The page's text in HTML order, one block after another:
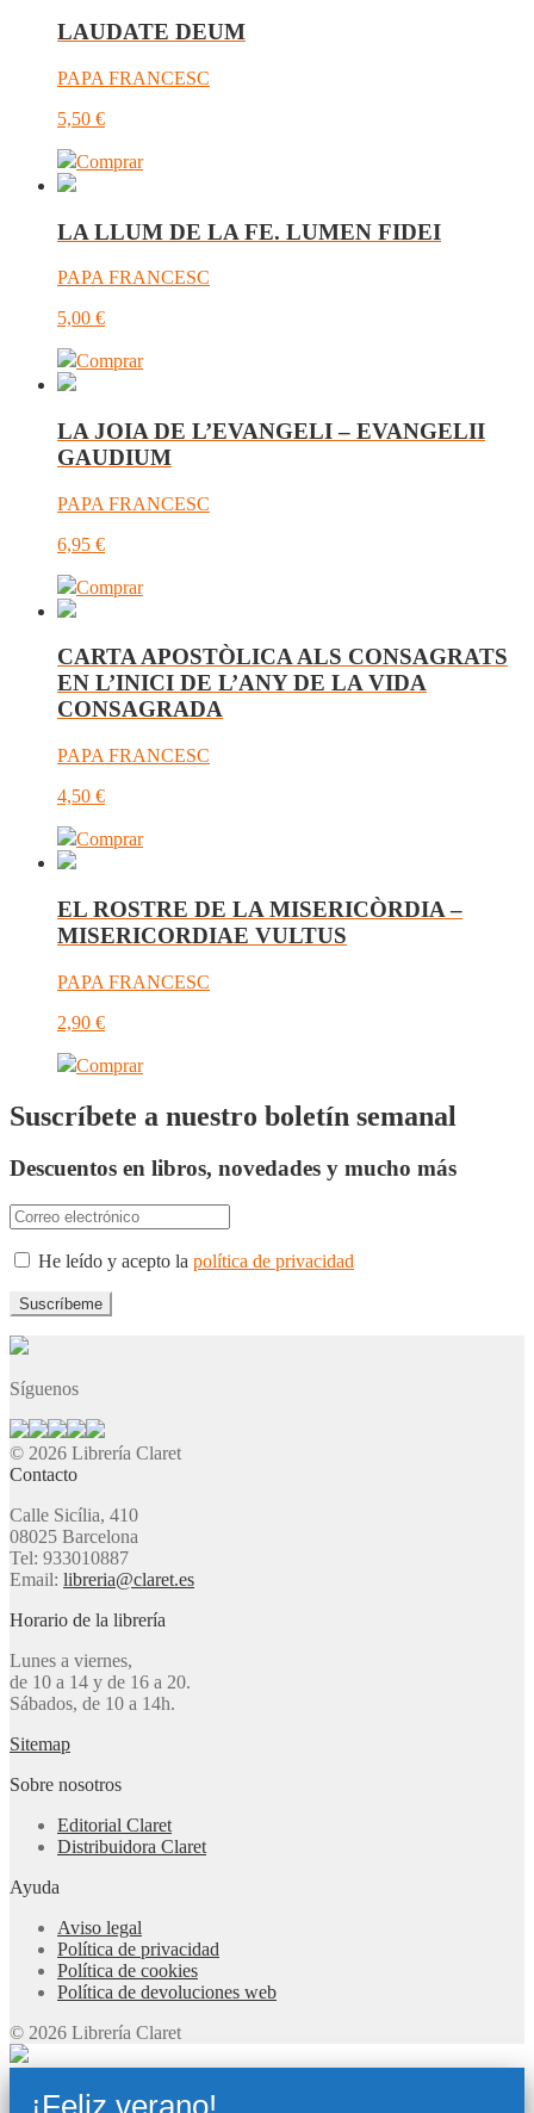
LAUDATE DEUM
PAPA FRANCESC
5,50 €
Comprar
LA LLUM DE LA FE. LUMEN FIDEI
PAPA FRANCESC
5,00 €
Comprar
LA JOIA DE L’EVANGELI – EVANGELII
GAUDIUM
PAPA FRANCESC
6,95 €
Comprar
CARTA APOSTÒLICA ALS CONSAGRATS
EN L’INICI DE L’ANY DE LA VIDA
CONSAGRADA
PAPA FRANCESC
4,50 €
Comprar
EL ROSTRE DE LA MISERICÒRDIA –
MISERICORDIAE VULTUS
PAPA FRANCESC
2,90 €
Comprar
Suscríbete a nuestro boletín semanal
Descuentos en libros, novedades y mucho más
He leído y acepto la política de privacidad
Síguenos
© 2026 Librería Claret
Contacto
Calle Sicília, 410
08025 Barcelona
Tel: 933010887
Email: libreria@claret.es
Horario de la librería
Lunes a viernes,
de 10 a 14 y de 16 a 20.
Sábados, de 10 a 14h.
Sitemap
Sobre nosotros
Editorial Claret
Distribuidora Claret
Ayuda
Aviso legal
Política de privacidad
Política de cookies
Política de devoluciones web
© 2026 Librería Claret